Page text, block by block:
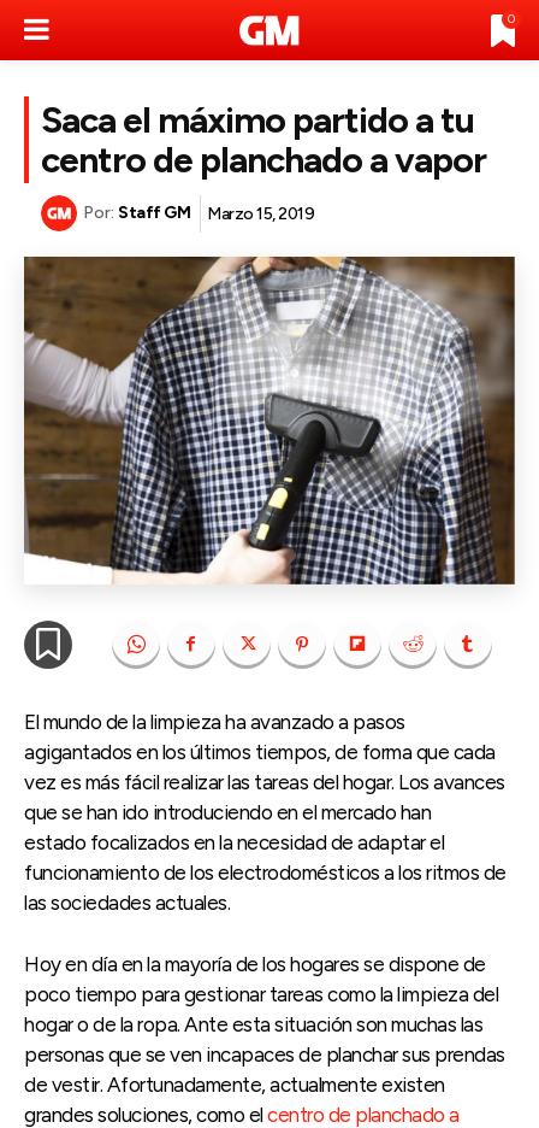
0
Saca el máximo partido a tu
centro de planchado a vapor
Por: Staff GM Marzo 15, 2019
El mundo de la limpieza ha avanzado a pasos
agigantados en los últimos tiempos, de forma que cada
vez es más fácil realizar las tareas del hogar. Los avances
que se han ido introduciendo en el mercado han
estado focalizados en la necesidad de adaptar el
funcionamiento de los electrodomésticos a los ritmos de
las sociedades actuales.
Hoy en día en la mayoría de los hogares se dispone de
poco tiempo para gestionar tareas como la limpieza del
hogar o de la ropa. Ante esta situación son muchas las
personas que se ven incapaces de planchar sus prendas
de vestir. Afortunadamente, actualmente existen
grandes soluciones, como elcentro de planchado a